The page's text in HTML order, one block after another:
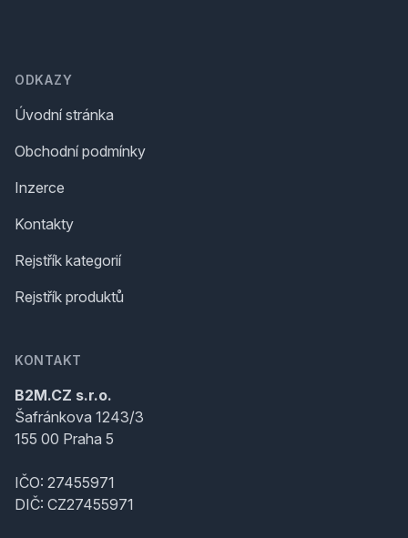
ODKAZY
Úvodní stránka
Obchodní podmínky
Inzerce
Kontakty
Rejstřík kategorií
Rejstřík produktů
KONTAKT
B2M.CZ s.r.o.
Šafránkova 1243/3
155 00 Praha 5
IČO: 27455971
DIČ: CZ27455971